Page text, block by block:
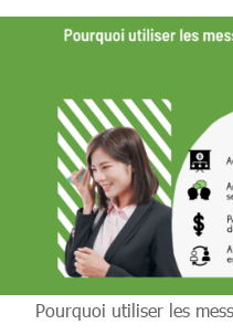
Pourquoi utiliser les